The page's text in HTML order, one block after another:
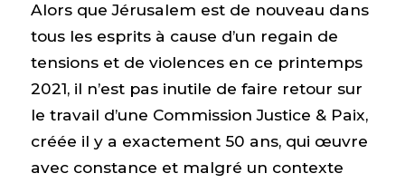
Alors que Jérusalem est de nouveau dans
tous les esprits à cause d’un regain de
tensions et de violences en ce printemps
2021, il n’est pas inutile de faire retour sur
le travail d’une Commission Justice & Paix,
créée il y a exactement 50 ans, qui œuvre
avec constance et malgré un contexte